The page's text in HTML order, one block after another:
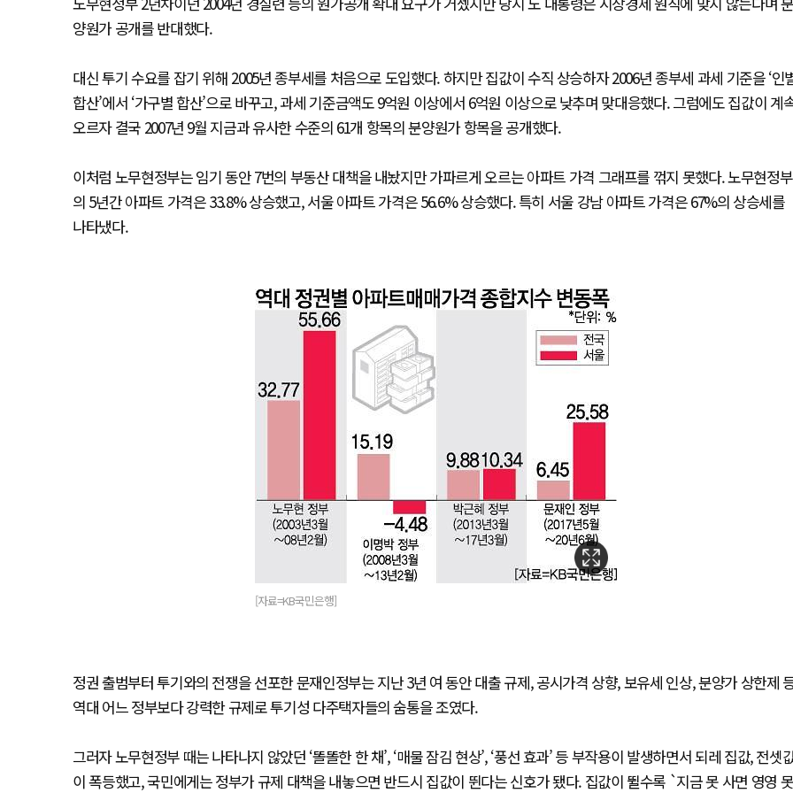
양원가 공개를 반대했다.
대신 투기 수요를 잡기 위해 2005년 종부세를 처음으로 도입했다. 하지만 집값이 수직 상승하자 2006년 종부세 과세 기준을 ‘인
합산’에서 ‘가구별 합산’으로 바꾸고, 과세 기준금액도 9억원 이상에서 6억원 이상으로 낮추며 맞대응했다. 그럼에도 집값이 계
오르자 결국 2007년 9월 지금과 유사한 수준의 61개 항목의 분양원가 항목을 공개했다.
이처럼 노무현정부는 임기 동안 7번의 부동산 대책을 내놨지만 가파르게 오르는 아파트 가격 그래프를 꺾지 못했다. 노무현정부
의 5년간 아파트 가격은 33.8% 상승했고, 서울 아파트 가격은 56.6% 상승했다. 특히 서울 강남 아파트 가격은 67%의 상승세를
나타냈다.
[자료=KB국민은행]
정권 출범부터 투기와의 전쟁을 선포한 문재인정부는 지난 3년 여 동안 대출 규제, 공시가격 상향, 보유세 인상, 분양가 상한제
역대 어느 정부보다 강력한 규제로 투기성 다주택자들의 숨통을 조였다.
그러자 노무현정부 때는 나타나지 않았던 ‘똘똘한 한 채’, ‘매물 잠김 현상’, ‘풍선 효과’ 등 부작용이 발생하면서 되레 집값, 전셋
이 폭등했고, 국민에게는 정부가 규제 대책을 내놓으면 반드시 집값이 뛴다는 신호가 됐다. 집값이 뛸수록 `지금 못 사면 영영 못